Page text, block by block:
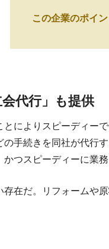
この企業のポイン
代行」も提供
によりスピーディー
手続きを同社が代行
つスピーディーに業
在だ。リフォームや